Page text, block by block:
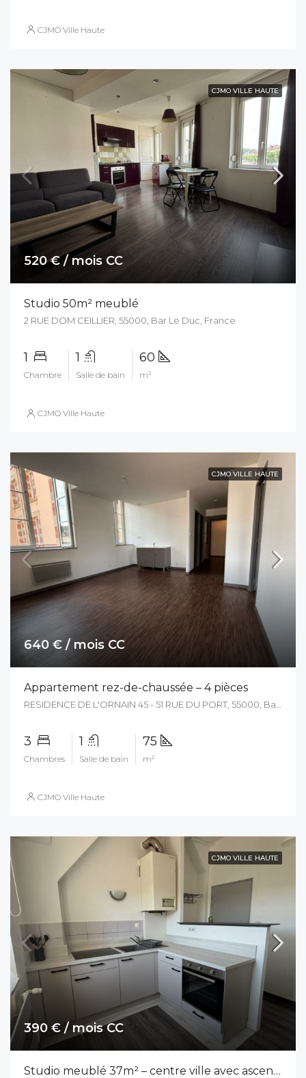
CJMO Ville Haute
CJMO VILLE HAUTE
520 € / mois CC
Studio 50m² meublé
2 RUE DOM CEILLIER, 55000, Bar Le Duc, France
1
Chambre
1
Salle de bain
60
m²
CJMO Ville Haute
CJMO VILLE HAUTE
640 € / mois CC
Appartement rez-de-chaussée – 4 pièces
3
Chambres
1
Salle de bain
75
m²
CJMO Ville Haute
CJMO VILLE HAUTE
390 € / mois CC
Studio meublé 37m² – centre ville avec ascenseur